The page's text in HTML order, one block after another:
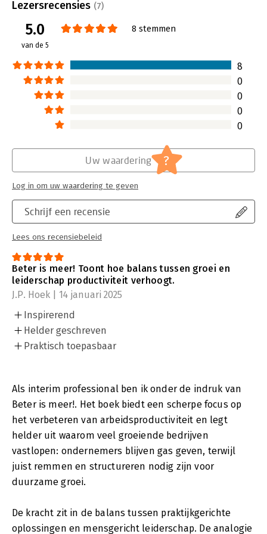
Uitgever:
Van Duuren Management
Verschijningsdatum:
11-7-2024
Hoofdrubriek:
Lezersrecensies (7)
5.0
van de 5
8 stemmen
8
0
0
0
0
Schrijf een recensie
Lees ons recensiebeleid
Uw waardering ?
Log in om uw waardering te geven
Beter is meer! Toont hoe balans tussen groei en
leiderschap productiviteit verhoogt.
J.P. Hoek | 14 januari 2025
Inspirerend
Helder geschreven
Praktisch toepasbaar
Als interim professional ben ik onder de indruk van
Beter is meer!. Het boek biedt een scherpe focus op
het verbeteren van arbeidsproductiviteit en legt
helder uit waarom veel groeiende bedrijven
vastlopen: ondernemers blijven gas geven, terwijl
juist remmen en structureren nodig zijn voor
duurzame groei.
De kracht zit in de balans tussen praktijkgerichte
oplossingen en mensgericht leiderschap. De analogie